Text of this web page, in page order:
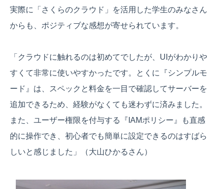
実際に「さくらのクラウド」を活用した学生のみなさん
からも、ポジティブな感想が寄せられています。
「クラウドに触れるのは初めてでしたが、UIがわかりや
すくて非常に使いやすかったです。とくに『シンプルモ
ード』は、スペックと料金を一目で確認してサーバーを
追加できるため、経験がなくても迷わずに済みました。
また、ユーザー権限を付与する『IAMポリシー』も直感
的に操作でき、初心者でも簡単に設定できるのはすばら
しいと感じました」（大山ひかるさん）